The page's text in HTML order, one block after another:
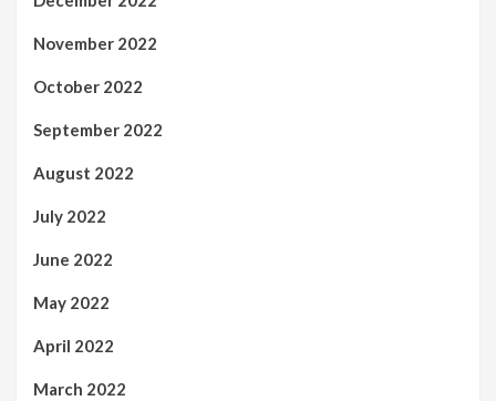
November 2022
October 2022
September 2022
August 2022
July 2022
June 2022
May 2022
April 2022
March 2022